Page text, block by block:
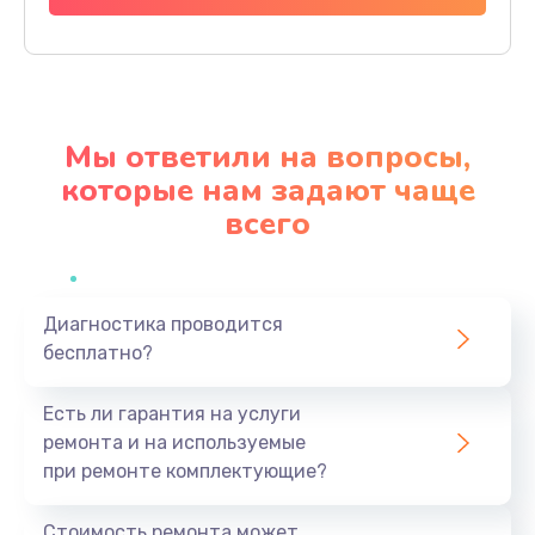
Заказать
Замена видеочипа
Ремонт разъема питания
Заказать
1890 руб.
Мы ответили на вопросы,
которые нам задают чаще
всего
Диагностика проводится
бесплатно?
Есть ли гарантия на услуги
ремонта и на используемые
при ремонте комплектующие?